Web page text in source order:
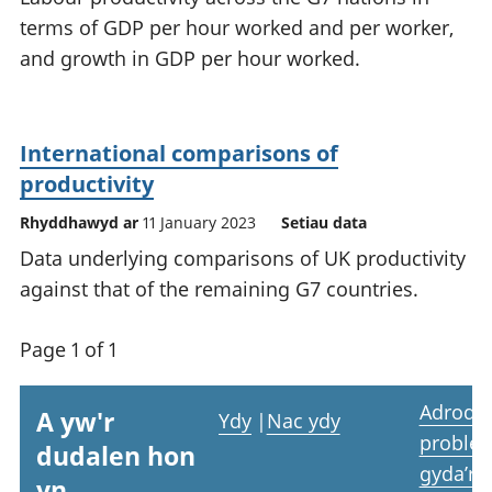
terms of GDP per hour worked and per worker,
and growth in GDP per hour worked.
International comparisons of
productivity
Rhyddhawyd ar 11 January 2023 Setiau data
Data underlying comparisons of UK productivity
against that of the remaining G7 countries.
Page 1 of 1
A yw'r
dudalen hon
Ydy | Nac ydy
Adrodd
gyda’r